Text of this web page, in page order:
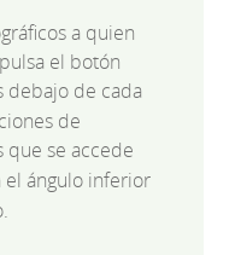
a quien
el botón
debajo de cada
de
que se accede
ángulo inferior